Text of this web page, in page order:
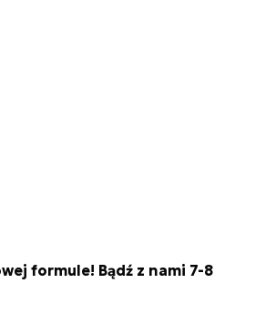
formule! Bądź z nami 7-8